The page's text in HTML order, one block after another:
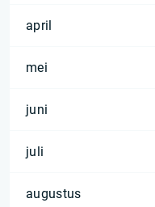
april
mei
juni
juli
augustus